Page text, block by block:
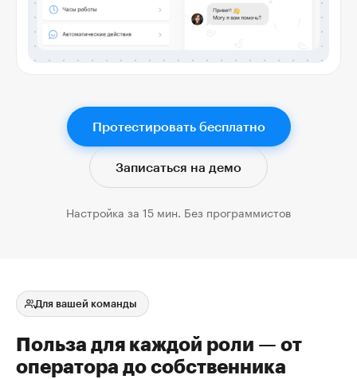
Протестировать бесплатно
Записаться на демо
Настройка за 15 мин. Без программистов
Для вашей команды
Польза для каждой роли — от
оператора до собственника